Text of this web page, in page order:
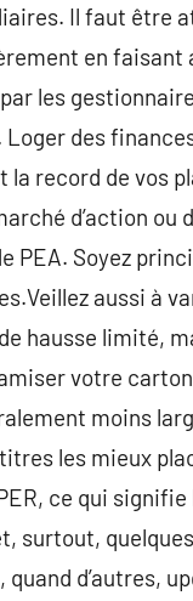
Il faut être
en faisant
les
des
la record de vos
d’action
PEA. Soyez
aussi à
hausse limité,
votre
moins
les mieux
ce qui
surtout,
quand d’autres,